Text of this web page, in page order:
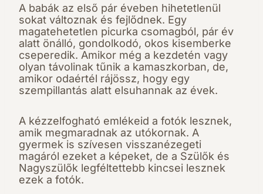
A babák az első pár éveben hihetetlenül
sokat változnak és fejlődnek. Egy
magatehetetlen picurka csomagból, pár év
alatt önálló, gondolkodó, okos kisemberke
cseperedik. Amikor még a kezdetén vagy
olyan távolinak tűnik a kamaszkorban, de,
amikor odaértél rájössz, hogy egy
szempillantás alatt elsuhannak az évek.
A kézzelfogható emlékeid a fotók lesznek,
amik megmaradnak az utókornak. A
gyermek is szívesen visszanézegeti
magáról ezeket a képeket, de a Szülők és
Nagyszülők legféltettebb kincsei lesznek
ezek a fotók.